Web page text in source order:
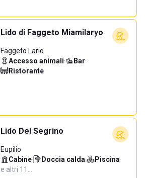
Lido di Faggeto Miamilaryo
Faggeto Lario
Accesso animali· Bar·
Ristorante
Lido Del Segrino
Eupilio
Cabine· Doccia calda· Piscina·
e altri 11…